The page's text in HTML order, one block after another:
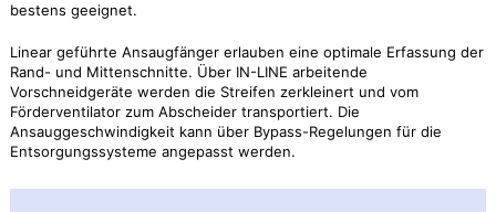
bestens geeignet.
Linear geführte Ansaugfänger erlauben eine optimale Erfassung der
Rand- und Mittenschnitte. Über IN-LINE arbeitende
Vorschneidgeräte werden die Streifen zerkleinert und vom
Förderventilator zum Abscheider transportiert. Die
Ansauggeschwindigkeit kann über Bypass-Regelungen für die
Entsorgungssysteme angepasst werden.